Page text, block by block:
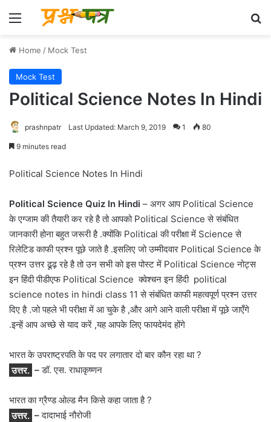
Menu
Home / Mock Test
Mock Test
Political Science Notes In Hindi
prashnpatr Last Updated: March 9, 2019 1 80
9 minutes read
Political Science Notes In Hindi
Political Science Quiz In Hindi – अगर आप Political Science
के एग्जाम की तैयारी कर रहे है तो आपको Political Science से संबंधित
जानकारी होना बहुत जरूरी है .क्योंकि Political की परीक्षा में Science से
रिलेटिड काफी प्रश्न पूछे जाते है .इसलिए जो उम्मीदवार Political Science के
प्रश्न उत्तर ढूढ़ रहे है तो उन सभी को इस पोस्ट में Political Science नोट्स
इन हिंदी पीडीएफ Political Science क्वेश्चन इन हिंदी political
science notes in hindi class 11 से संबंधित काफी महत्वपूर्ण प्रश्न उत्तर
दिए है .जो पहले भी परीक्षा में आ चुके है ,और आगे आने वाली परीक्षा में पूछे जाएँगे
.इन्हें आप अच्छे से याद करें ,यह आपके लिए फायदेमंद होंगे
भारत के उपराष्ट्रपति के पद पर लगातार दो बार कौन रहा था ?
उत्तर. –डॉ. एस. राधाकृष्णन
भारत का ग्रैण्ड ओल्ड मैन किसे कहा जाता है ?
उत्तर. –दादाभाई नौरोजी